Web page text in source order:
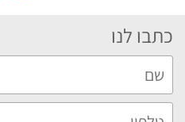
כתבו לנו